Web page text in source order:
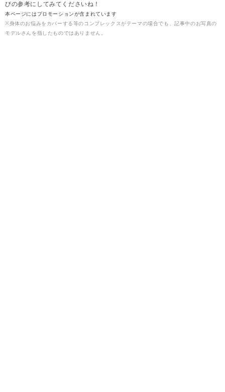
びの参考にしてみてくださいね！
本ページにはプロモーションが含まれています
※身体のお悩みをカバーする等のコンプレックスがテーマの場合でも、記事中のお写真の
モデルさんを指したものではありません。